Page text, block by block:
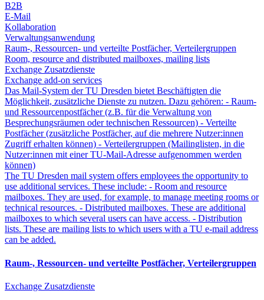
B2B
E-Mail
Kollaboration
Verwaltungsanwendung
Raum-, Ressourcen- und verteilte Postfächer, Verteilergruppen
Room, resource and distributed mailboxes, mailing lists
Exchange Zusatzdienste
Exchange add-on services
Das Mail-System der TU Dresden bietet Beschäftigten die
Möglichkeit, zusätzliche Dienste zu nutzen. Dazu gehören: - Raum-
und Ressourcenpostfächer (z.B. für die Verwaltung von
Besprechungsräumen oder technischen Ressourcen) - Verteilte
Postfächer (zusätzliche Postfächer, auf die mehrere Nutzer:innen
Zugriff erhalten können) - Verteilergruppen (Mailinglisten, in die
Nutzer:innen mit einer TU-Mail-Adresse aufgenommen werden
können)
The TU Dresden mail system offers employees the opportunity to
use additional services. These include: - Room and resource
mailboxes. They are used, for example, to manage meeting rooms or
technical resources. - Distributed mailboxes. These are additional
mailboxes to which several users can have access. - Distribution
lists. These are mailing lists to which users with a TU e-mail address
can be added.
Raum-, Ressourcen- und verteilte Postfächer, Verteilergruppen
Exchange Zusatzdienste